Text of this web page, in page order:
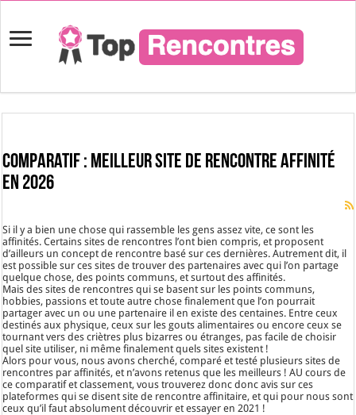
Comparatif : Meilleur site de rencontre affinité
en 2026
Si il y a bien une chose qui rassemble les gens assez vite, ce sont les
affinités. Certains sites de rencontres l’ont bien compris, et proposent
d’ailleurs un concept de rencontre basé sur ces dernières. Autrement dit, il
est possible sur ces sites de trouver des partenaires avec qui l’on partage
quelque chose, des points communs, et surtout des affinités.
Mais des sites de rencontres qui se basent sur les points communs,
hobbies, passions et toute autre chose finalement que l’on pourrait
partager avec un ou une partenaire il en existe des centaines. Entre ceux
destinés aux physique, ceux sur les gouts alimentaires ou encore ceux se
tournant vers des criètres plus bizarres ou étranges, pas facile de choisir
quel site utiliser, ni même finalement quels sites existent !
Alors pour vous, nous avons cherché, comparé et testé plusieurs sites de
rencontres par affinités, et n’avons retenus que les meilleurs ! AU cours de
ce comparatif et classement, vous trouverez donc donc avis sur ces
plateformes qui se disent site de rencontre affinitaire, et qui pour nous sont
ceux qu’il faut absolument découvrir et essayer en 2021 !